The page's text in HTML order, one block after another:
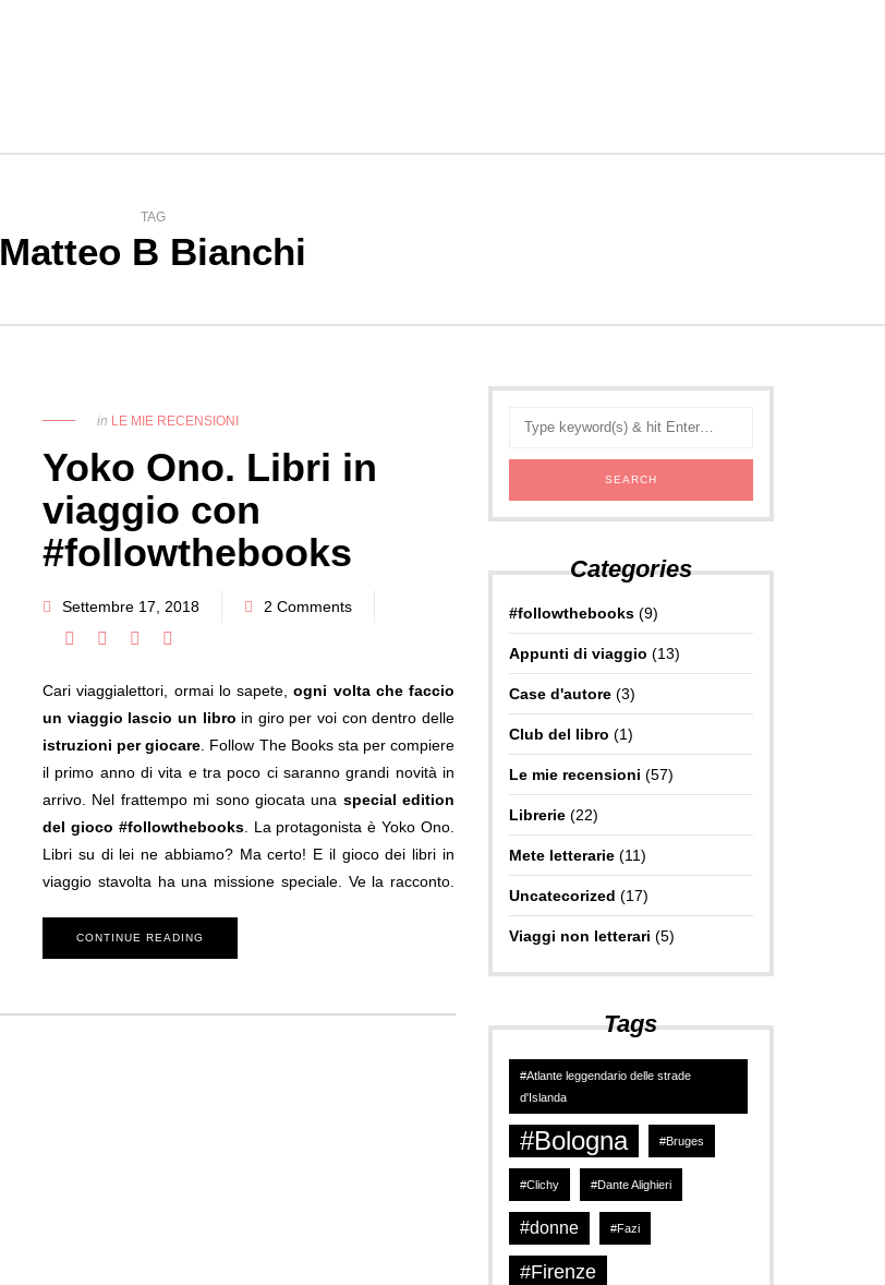
TAG
Matteo B Bianchi
in LE MIE RECENSIONI
Yoko Ono. Libri in
viaggio con
#followthebooks
Settembre 17, 2018 2 Comments
Cari viaggialettori, ormai lo sapete,ogni volta che faccio
un viaggio lascio un libro in giro per voi con dentro delle
istruzioni per giocare . Follow The Books sta per compiere
il primo anno di vita e tra poco ci saranno grandi novità in
arrivo. Nel frattempo mi sono giocata una special edition
del gioco #followthebooks. La protagonista è Yoko Ono.
Libri su di lei ne abbiamo? Ma certo! E il gioco dei libri in
viaggio stavolta ha una missione speciale. Ve la racconto.
CONTINUE READING
Categories
#followthebooks(9)
Appunti di viaggio (13)
Case d'autore(3)
Club del libro (1)
Le mie recensioni (57)
Librerie(22)
Mete letterarie(11)
Uncatecorized (17)
Viaggi non letterari (5)
Tags
#Atlante leggendario delle strade
d'Islanda
#Bologna #Bruges
#Clichy #Dante Alighieri
#donne #Fazi
#Firenze